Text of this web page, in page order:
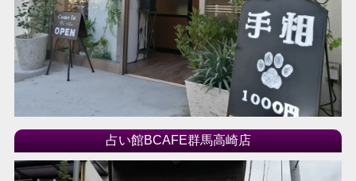
占い館BCAFE群馬高崎店